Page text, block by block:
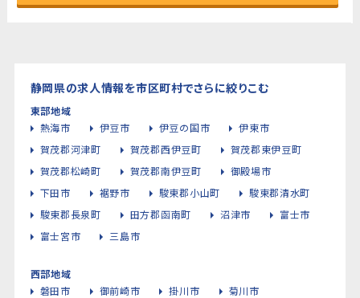
静岡県の求人情報を市区町村でさらに絞りこむ
東部地域
熱海市
伊豆市 伊豆の国市
伊東市
賀茂郡河津町
賀茂郡西伊豆町
賀茂郡東伊豆町
賀茂郡松崎町
賀茂郡南伊豆町
御殿場市
下田市
裾野市 駿東郡小山町
駿東郡清水町
駿東郡長泉町
田方郡函南町 沼津市
富士市
富士宮市
三島市
西部地域
磐田市
御前崎市 掛川市
菊川市